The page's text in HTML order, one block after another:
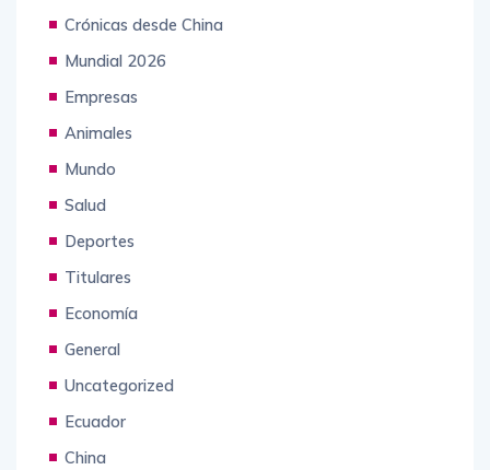
Crónicas desde China
Mundial 2026
Empresas
Animales
Mundo
Salud
Deportes
Titulares
Economía
General
Uncategorized
Ecuador
China